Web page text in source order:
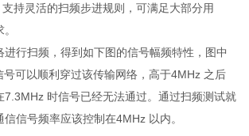
持灵活的扫频步进规则，可满足大部分用
进行扫频，得到如下图的信号幅频特性，图中
号可以顺利穿过该传输网络，高于4MHz 之后
7.3MHz 时信号已经无法通过。通过扫频测试就
信号频率应该控制在4MHz 以内。